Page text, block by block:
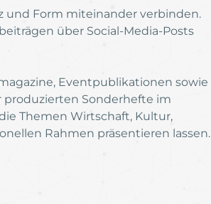
und Form miteinander verbinden.
über Social-Media-Posts
Eventpublikationen sowie
produzierten Sonderhefte im
Themen Wirtschaft, Kultur,
Rahmen präsentieren lassen.